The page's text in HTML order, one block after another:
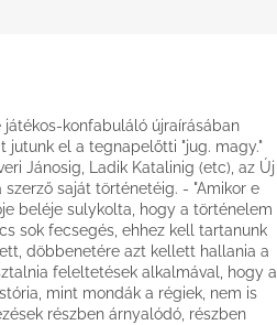
konfabuláló újraírásában
jutunk el a tegnapelőtti "jug. magy."
Jánosig, Ladik Katalinig (etc), az Új
saját történetéig. - "Amikor e
beléje sulykolta, hogy a történelem
sok fecsegés, ehhez kell tartanunk
döbbenetére azt kellett hallania a
feleltetések alkalmával, hogy a
mint mondák a régiek, nem is
részben árnyalódó, részben